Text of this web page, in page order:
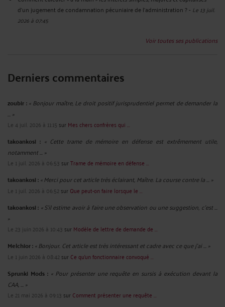
d’un jugement de condamnation pécuniaire de l’administration ?- Le 13 juil.
2026 à 07:45
Voir toutes ses publications
Derniers commentaires
zoubir : « Bonjour maître, Le droit positif jurisprudentiel permet de demander la
... »
Le 4 juil. 2026 à 11:15 sur Mes chers confrères qui ...
takoankosi : « Cette trame de mémoire en défense est extrêmement utile,
notamment ... »
Le 1 juil. 2026 à 06:53 surTrame de mémoire en défense ...
takoankosi :« Merci pour cet article très éclairant, Maître. La course contre la ... »
Le 1 juil. 2026 à 06:52sur Que peut-on faire lorsque le ...
takoankosi : « S’il estime avoir à faire une observation ou une suggestion, c’est ...
»
Le 23 juin 2026 à 10:43 sur Modèle de lettre de demande de ...
Melchior :« Bonjour. Cet article est très intéressant et cadre avec ce que j'ai ... »
Le 1 juin 2026 à 08:42sur Ce qu’un fonctionnaire convoqué ...
Sprunki Mods : « Pour présenter une requête en sursis à exécution devant la
CAA, ... »
Le 21 mai 2026 à 09:13 sur Comment présenter une requête ...